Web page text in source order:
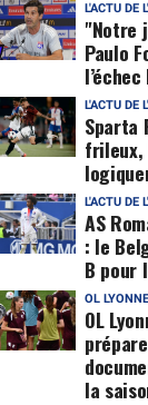
L'ACTU DE
"Notre
Paulo
L'ACTU DE
Sparta
frileux,
L'ACTU DE
AS
: le
B pour
OL
OL
la